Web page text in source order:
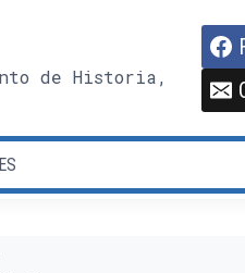
de Historia,